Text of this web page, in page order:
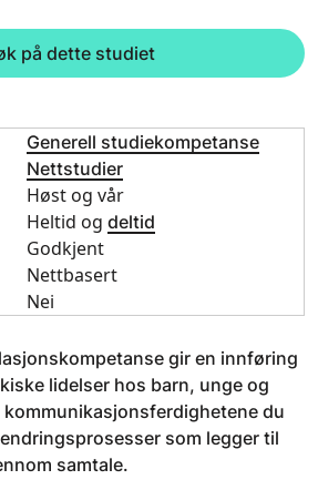
på dette studiet
Generell studiekompetanse
Nettstudier
Høst og vår
Heltid og deltid
Godkjent
Nettbasert
Nei
gir en innføring
lidelser hos barn, unge og
du
som legger til
samtale.